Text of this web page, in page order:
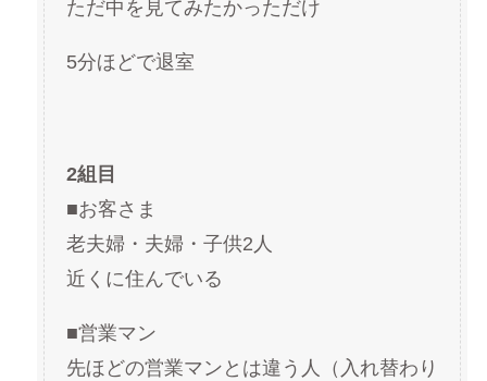
ただ中を見てみたかっただけ
5分ほどで退室
2組目
■お客さま
老夫婦・夫婦・子供2人
近くに住んでいる
■営業マン
先ほどの営業マンとは違う人（入れ替わり